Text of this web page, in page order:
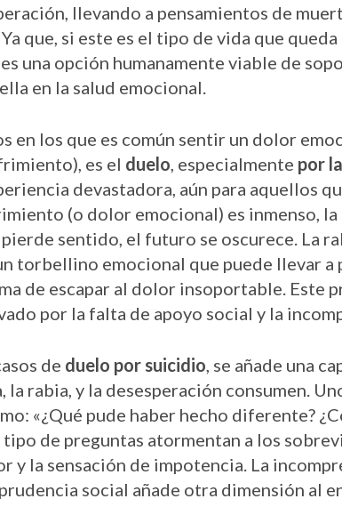
llevando a pensamientos de
que, si este es el tipo de vida que
una opción humanamente viable de
en la salud emocional.
en los que es común sentir un dolor
es el duelo , especialmente por la
devastadora, aún para aquellos
(o dolor emocional) es inmenso, la
sentido, el futuro se oscurece. La
torbellino emocional que puede llevar a
de escapar al dolor insoportable. Este
por la falta de apoyo social y la
de duelo por suicidio , se añade una
la rabia, y la desesperación consumen.
«¿Qué pude haber hecho diferente?
tipo de preguntas atormentan a los
y la sensación de impotencia. La
social añade otra dimensión al